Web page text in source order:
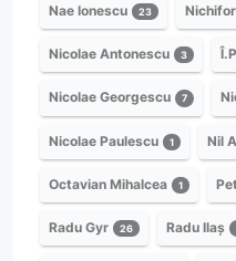
Nae Ionescu 23
Nicolae Antonescu 3
Nicolae Georgescu 7
Nicolae Paulescu 1 Nil
Octavian Mihalcea 1
Radu Gyr 26 Radu Ilaș